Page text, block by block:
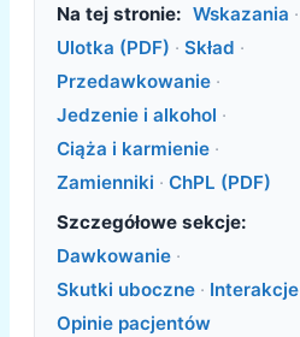
Na tej stronie: Wskazania ·
Ulotka (PDF) · Skład ·
Przedawkowanie ·
Jedzenie i alkohol ·
Ciąża i karmienie ·
Zamienniki · ChPL (PDF)
Szczegółowe sekcje:
Dawkowanie ·
Skutki uboczne · Interakcje
Opinie pacjentów